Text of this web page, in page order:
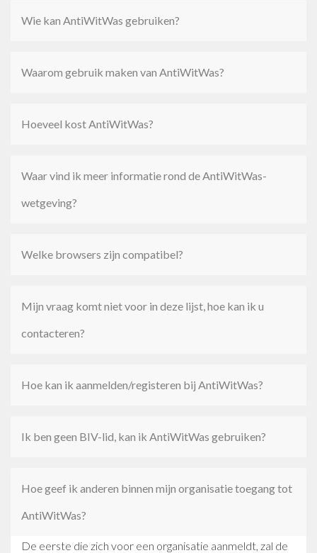
Wie kan AntiWitWas gebruiken?
Waarom gebruik maken van AntiWitWas?
Hoeveel kost AntiWitWas?
Waar vind ik meer informatie rond de AntiWitWas-
wetgeving?
Welke browsers zijn compatibel?
Mijn vraag komt niet voor in deze lijst, hoe kan ik u
contacteren?
Hoe kan ik aanmelden/registeren bij AntiWitWas?
Ik ben geen BIV-lid, kan ik AntiWitWas gebruiken?
Hoe geef ik anderen binnen mijn organisatie toegang tot
AntiWitWas?
De eerste die zich voor een organisatie aanmeldt, zal de